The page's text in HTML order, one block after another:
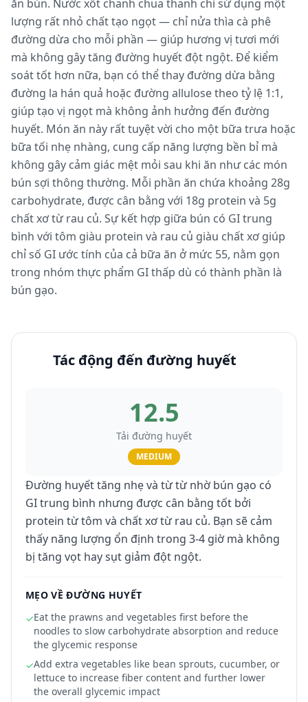
ăn bún. Nước xốt chanh chua thanh chỉ sử dụng một
lượng rất nhỏ chất tạo ngọt — chỉ nửa thìa cà phê
đường dừa cho mỗi phần — giúp hương vị tươi mới
mà không gây tăng đường huyết đột ngột. Để kiểm
soát tốt hơn nữa, bạn có thể thay đường dừa bằng
đường la hán quả hoặc đường allulose theo tỷ lệ 1:1,
giúp tạo vị ngọt mà không ảnh hưởng đến đường
huyết. Món ăn này rất tuyệt vời cho một bữa trưa hoặc
bữa tối nhẹ nhàng, cung cấp năng lượng bền bỉ mà
không gây cảm giác mệt mỏi sau khi ăn như các món
bún sợi thông thường. Mỗi phần ăn chứa khoảng 28g
carbohydrate, được cân bằng với 18g protein và 5g
chất xơ từ rau củ. Sự kết hợp giữa bún có GI trung
bình với tôm giàu protein và rau củ giàu chất xơ giúp
chỉ số GI ước tính của cả bữa ăn ở mức 55, nằm gọn
trong nhóm thực phẩm GI thấp dù có thành phần là
bún gạo.
Tác động đến đường huyết
12.5
Tải đường huyết
MEDIUM
Đường huyết tăng nhẹ và từ từ nhờ bún gạo có
GI trung bình nhưng được cân bằng tốt bởi
protein từ tôm và chất xơ từ rau củ. Bạn sẽ cảm
thấy năng lượng ổn định trong 3-4 giờ mà không
bị tăng vọt hay sụt giảm đột ngột.
MẸO VỀ ĐƯỜNG HUYẾT
✓Eat the prawns and vegetables first before the
noodles to slow carbohydrate absorption and reduce
the glycemic response
✓Add extra vegetables like bean sprouts, cucumber, or
lettuce to increase fiber content and further lower
the overall glycemic impact